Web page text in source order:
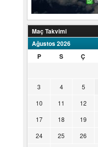
Maç Takvimi
Ağustos 2026
P
S Ç
3
4 5
10
11 12
17
18 19
24
25 26